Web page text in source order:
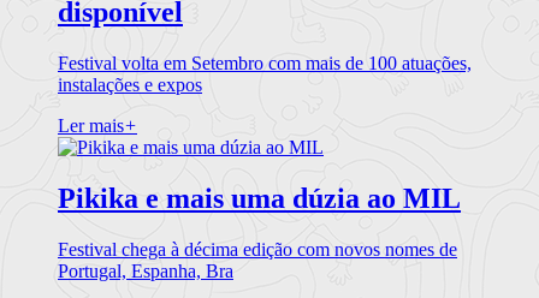
disponível
Festival volta em Setembro com mais de 100 atuações,
instalações e expos
Ler mais+
Pikika e mais uma dúzia ao MIL
Festival chega à décima edição com novos nomes de
Portugal, Espanha, Bra